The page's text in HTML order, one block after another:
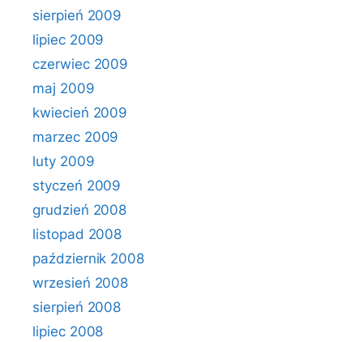
sierpień 2009
lipiec 2009
czerwiec 2009
maj 2009
kwiecień 2009
marzec 2009
luty 2009
styczeń 2009
grudzień 2008
listopad 2008
październik 2008
wrzesień 2008
sierpień 2008
lipiec 2008